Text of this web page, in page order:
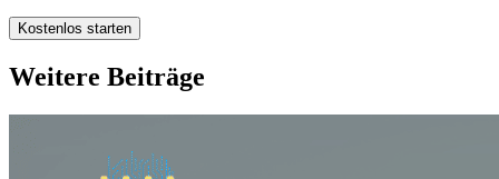
Kostenlos starten
Weitere Beiträge